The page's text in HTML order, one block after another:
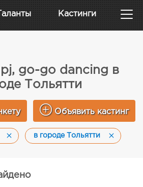
Таланты Кастинги
pj, go-go dancing в
Тольятти
Объявить кастинг
в городе Тольятти